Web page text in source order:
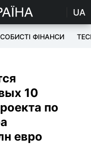
UA
ФІНАНСИ
10
по
евро